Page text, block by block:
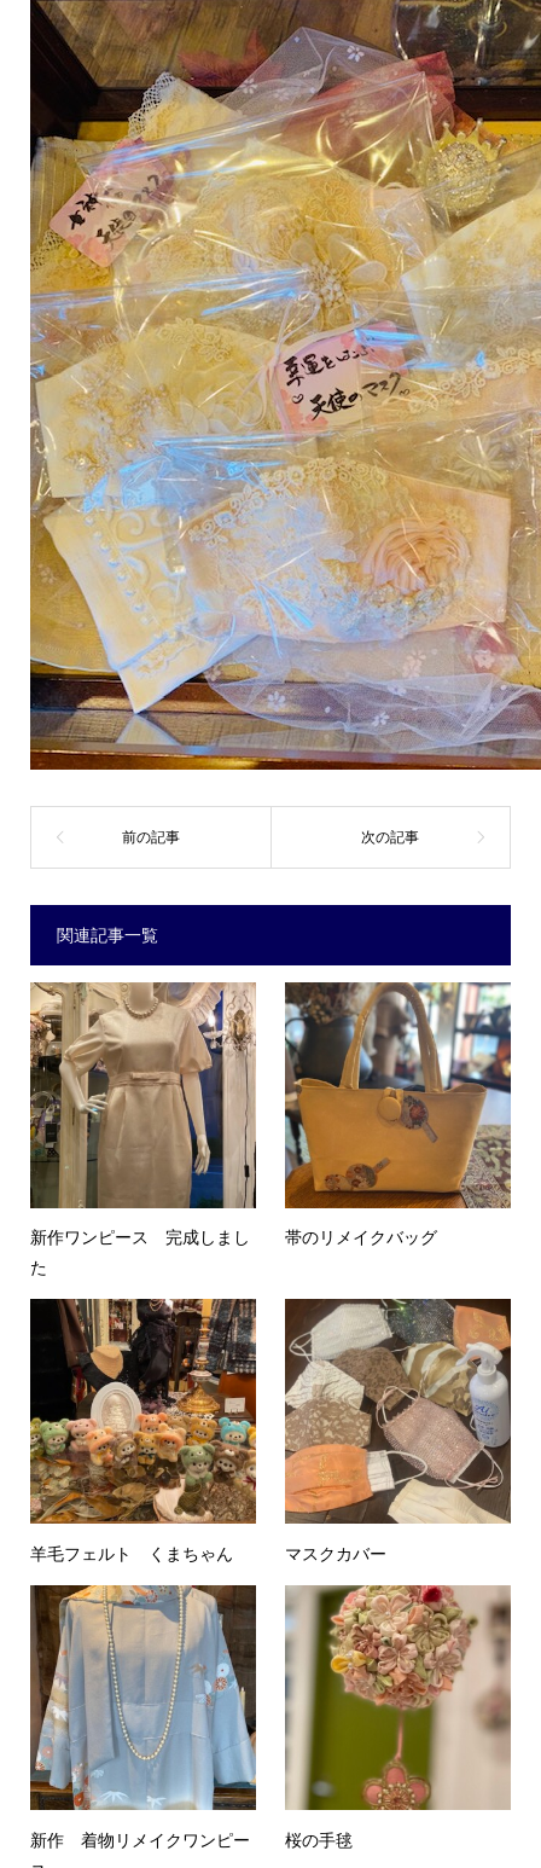
関連記事一覧
新作ワンピース 完成しまし
た
帯のリメイクバッグ
羊毛フェルト くまちゃん マスクカバー
新作 着物リメイクワンピー
桜の手毬